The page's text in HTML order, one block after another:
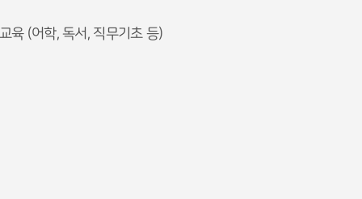
육 (어학, 독서, 직무기초 등)